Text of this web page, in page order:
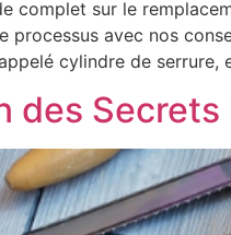
complet sur le
processus avec nos
cylindre de serrure,
des